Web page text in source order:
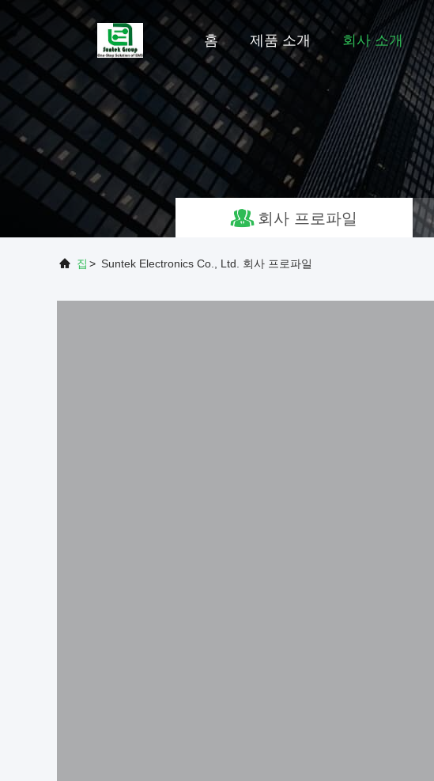
홈 제품 소개 회사 소개
회사 프로파일
집 > Suntek Electronics Co., Ltd. 회사 프로파일